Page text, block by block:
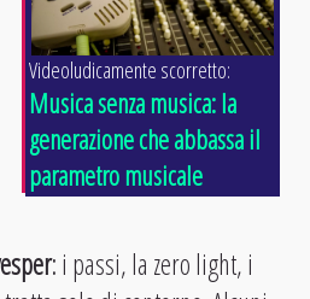
Videoludicamente scorretto:
Musica senza musica: la
generazione che abbassa il
parametro musicale
: i passi, la zero light, i